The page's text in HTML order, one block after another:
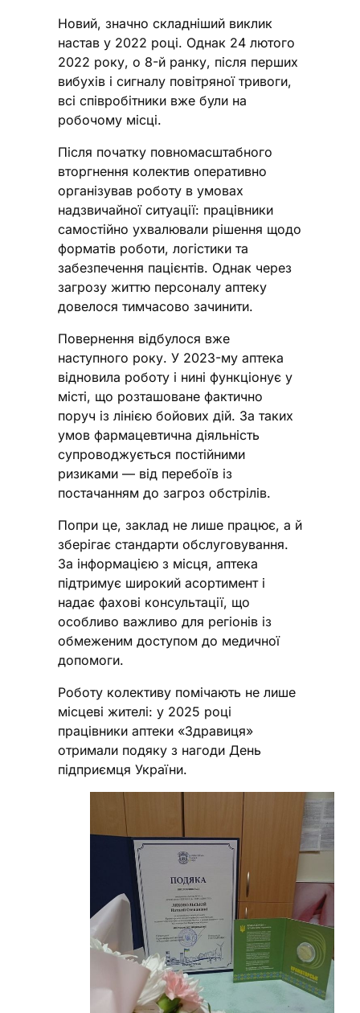
Новий, значно складніший виклик
настав у 2022 році. Однак 24 лютого
2022 року, о 8-й ранку, після перших
вибухів і сигналу повітряної тривоги,
всі співробітники вже були на
робочому місці.
Після початку повномасштабного
вторгнення колектив оперативно
організував роботу в умовах
надзвичайної ситуації: працівники
самостійно ухвалювали рішення щодо
форматів роботи, логістики та
забезпечення пацієнтів. Однак через
загрозу життю персоналу аптеку
довелося тимчасово зачинити.
Повернення відбулося вже
наступного року. У 2023-му аптека
відновила роботу і нині функціонує у
місті, що розташоване фактично
поруч із лінією бойових дій. За таких
умов фармацевтична діяльність
супроводжується постійними
ризиками — від перебоїв із
постачанням до загроз обстрілів.
Попри це, заклад не лише працює, а й
зберігає стандарти обслуговування.
За інформацією з місця, аптека
підтримує широкий асортимент і
надає фахові консультації, що
особливо важливо для регіонів із
обмеженим доступом до медичної
допомоги.
Роботу колективу помічають не лише
місцеві жителі: у 2025 році
працівники аптеки «Здравиця»
отримали подяку з нагоди День
підприємця України.